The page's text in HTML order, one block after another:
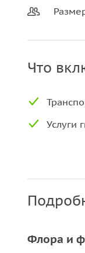
Что
Услуги
Флора и